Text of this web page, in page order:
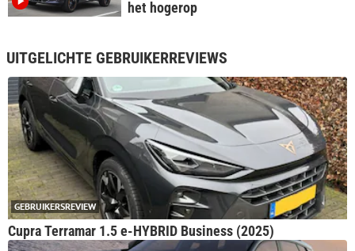
het hogerop
UITGELICHTE GEBRUIKERREVIEWS
GEBRUIKERSREVIEW
Cupra Terramar 1.5 e-HYBRID Business (2025)